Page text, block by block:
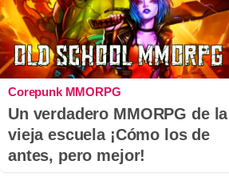
Corepunk MMORPG
Un verdadero MMORPG de la
vieja escuela ¡Cómo los de
antes, pero mejor!